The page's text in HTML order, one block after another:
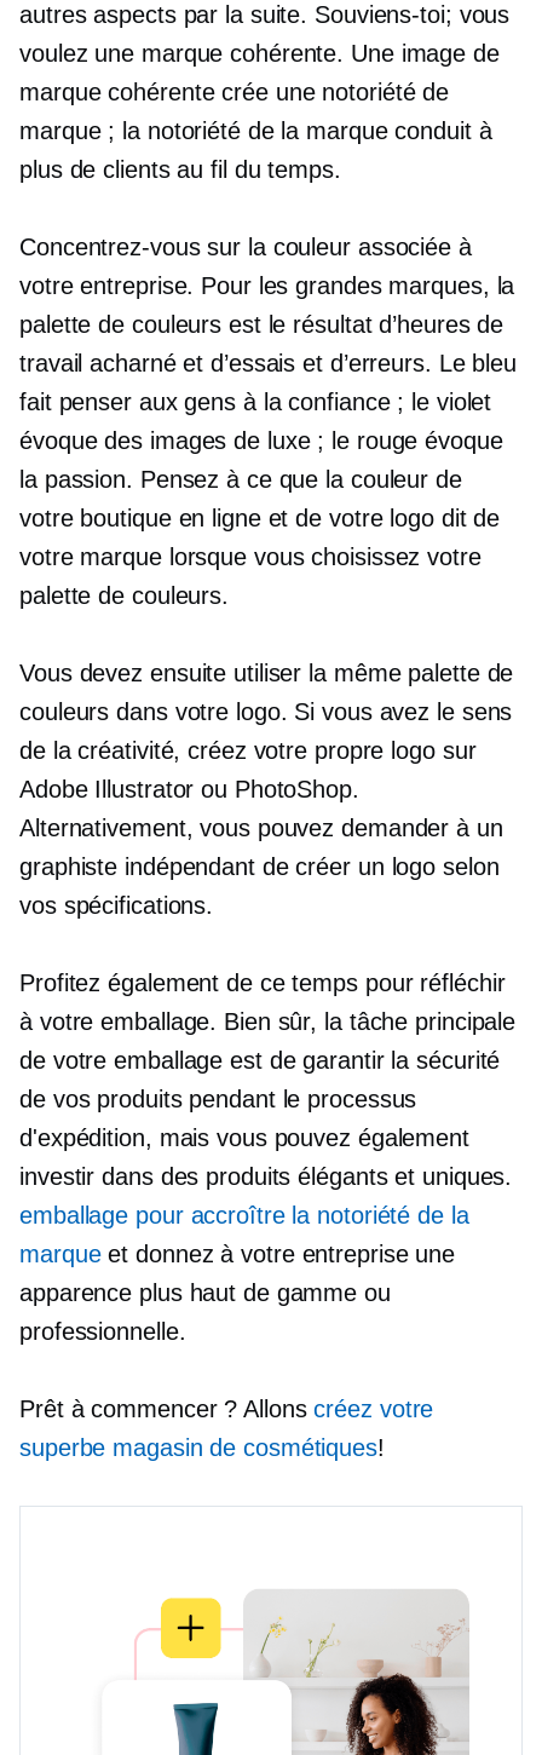
autres aspects par la suite. Souviens-toi; vous
voulez une marque cohérente. Une image de
marque cohérente crée une notoriété de
marque ; la notoriété de la marque conduit à
plus de clients au fil du temps.
Concentrez-vous sur la couleur associée à
votre entreprise. Pour les grandes marques, la
palette de couleurs est le résultat d’heures de
travail acharné et d’essais et d’erreurs. Le bleu
fait penser aux gens à la confiance ; le violet
évoque des images de luxe ; le rouge évoque
la passion. Pensez à ce que la couleur de
votre boutique en ligne et de votre logo dit de
votre marque lorsque vous choisissez votre
palette de couleurs.
Vous devez ensuite utiliser la même palette de
couleurs dans votre logo. Si vous avez le sens
de la créativité, créez votre propre logo sur
Adobe Illustrator ou PhotoShop.
Alternativement, vous pouvez demander à un
graphiste indépendant de créer un logo selon
vos spécifications.
Profitez également de ce temps pour réfléchir
à votre emballage. Bien sûr, la tâche principale
de votre emballage est de garantir la sécurité
de vos produits pendant le processus
d'expédition, mais vous pouvez également
investir dans des produits élégants et uniques.
emballage pour accroître la notoriété de la
marqueet donnez à votre entreprise une
apparence plus haut de gamme ou
professionnelle.
Prêt à commencer ? Allonscréez votre
superbe magasin de cosmétiques!